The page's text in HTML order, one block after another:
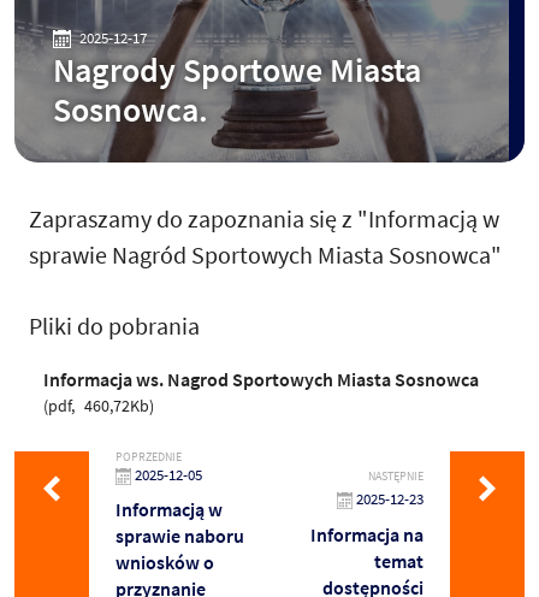
2025-12-17
Nagrody Sportowe Miasta
Sosnowca.
Zapraszamy do zapoznania się z "Informacją w
sprawie Nagród Sportowych Miasta Sosnowca"
Pliki do pobrania
Informacja ws. Nagrod Sportowych Miasta Sosnowca
pdf 460,72Kb
POPRZEDNIE
2025-12-05
Informacją w
sprawie naboru
wniosków o
przyznanie
NASTĘPNIE
2025-12-23
Informacja na
temat
dostępności